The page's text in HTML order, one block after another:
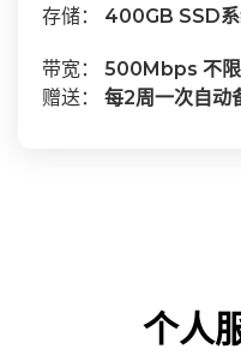
存储： 400GB SSD
带宽： 500Mbps 不
赠送： 每2周一次自动
个人